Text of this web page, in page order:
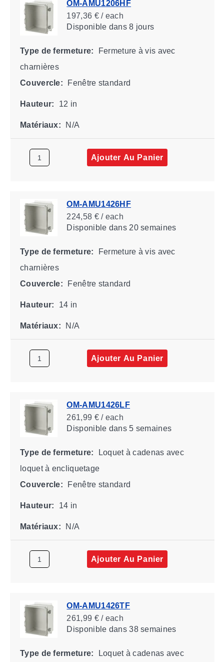
OM-AMU1206HF
197,36 € / each
Disponibledans 8 jours
Type de fermeture:
Fermeture à vis avec
charnières
Couvercle:
Fenêtre standard
Hauteur: 12 in
Matériaux: N/A
Ajouter Au Panier
OM-AMU1426HF
224,58 € / each
Disponibledans 20 semaines
Type de fermeture:
Fermeture à vis avec
charnières
Couvercle:
Fenêtre standard
Hauteur: 14 in
Matériaux: N/A
Ajouter Au Panier
OM-AMU1426LF
261,99 € / each
Disponibledans 5 semaines
Type de fermeture:
Loquet à cadenas avec
loquet à encliquetage
Couvercle:
Fenêtre standard
Hauteur: 14 in
Matériaux: N/A
Ajouter Au Panier
OM-AMU1426TF
261,99 € / each
Disponibledans 38 semaines
Type de fermeture:
Loquet à cadenas avec